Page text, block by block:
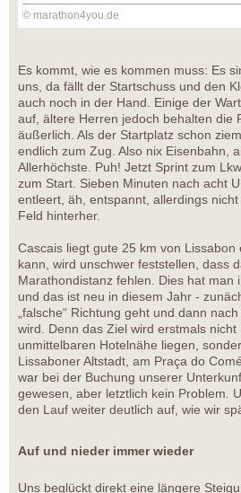
© marathon4you.de
Es kommt, wie es kommen muss: Es
uns, da fällt der Startschuss und den
auch noch in der Hand. Einige der
auf, ältere Herren jedoch behalten die
äußerlich. Als der Startplatz schon
endlich zum Zug. Also nix Eisenbahn,
Allerhöchste. Puh! Jetzt Sprint zum
zum Start. Sieben Minuten nach acht
entleert, äh, entspannt, allerdings
Feld hinterher.
Cascais liegt gute 25 km von Lissabon
kann, wird unschwer feststellen, dass
Marathondistanz fehlen. Dies hat man
und das ist neu in diesem Jahr -
„falsche“ Richtung geht und dann
wird. Denn das Ziel wird erstmals
unmittelbaren Hotelnähe liegen,
Lissaboner Altstadt, am Praça do
war bei der Buchung unserer
gewesen, aber letztlich kein Problem.
den Lauf weiter deutlich auf, wie wir
Auf und nieder immer wieder
Uns beglückt direkt eine längere